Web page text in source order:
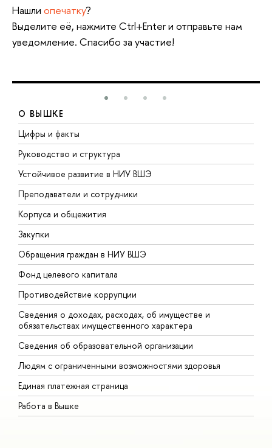
Нашли опечатку?
Выделите её, нажмите Ctrl+Enter и отправьте нам
уведомление. Спасибо за участие!
О ВЫШКЕ
Цифры и факты
Руководство и структура
Устойчивое развитие в НИУ ВШЭ
Преподаватели и сотрудники
Корпуса и общежития
Закупки
Обращения граждан в НИУ ВШЭ
Фонд целевого капитала
Противодействие коррупции
Сведения о доходах, расходах, об имуществе и
обязательствах имущественного характера
Сведения об образовательной организации
Людям с ограниченными возможностями здоровья
Единая платежная страница
Работа в Вышке